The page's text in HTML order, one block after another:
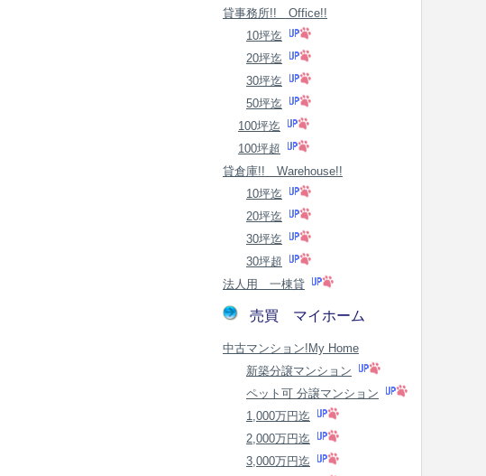
貸事務所!! Office!!
10坪迄
20坪迄
30坪迄
50坪迄
100坪迄
100坪超
貸倉庫!! Warehouse!!
10坪迄
20坪迄
30坪迄
30坪超
法人用 一棟貸
売買 マイホーム
中古マンション!My Home
新築分譲マンション
ペット可 分譲マンション
1,000万円迄
2,000万円迄
3,000万円迄